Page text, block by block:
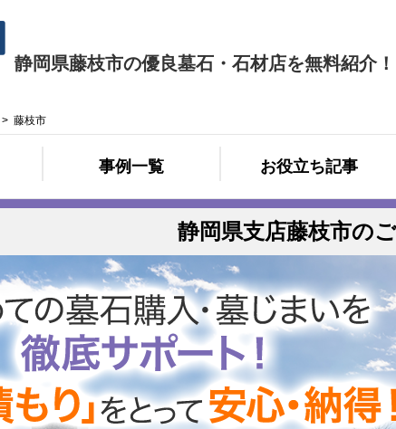
静岡県藤枝市の優良墓石・石材店を無料紹介！
> 藤枝市
事例一覧 お役立ち記事
静岡県支店藤枝市の